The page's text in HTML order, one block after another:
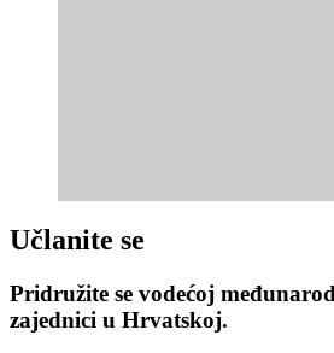
Učlanite se
Pridružite se vodećoj
zajednici u Hrvatskoj.